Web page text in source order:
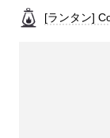
[ランタン]